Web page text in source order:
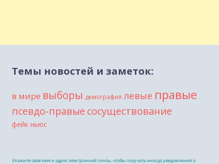
Темы новостей и заметок:
в мире выборы демография левые правые
псевдо-правые сосуществование
фейк ньюс
Укажите своё имя и адрес электронной почты, чтобы получать иногда уведомления о